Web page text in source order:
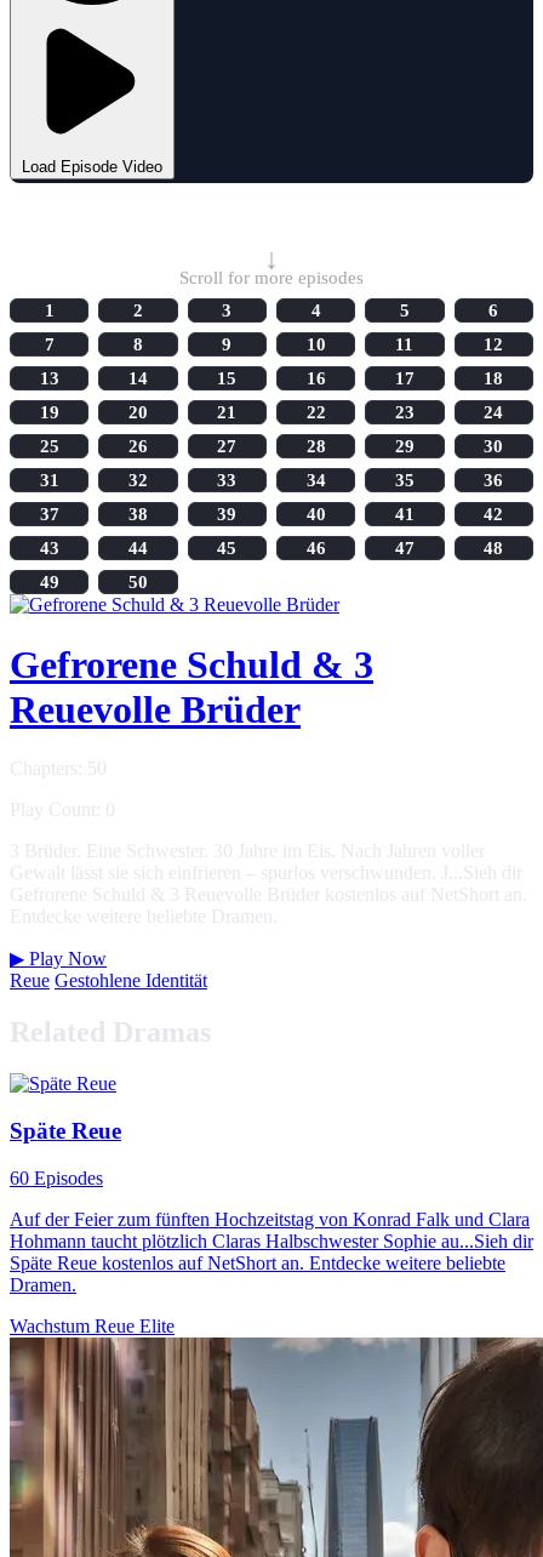
Load Episode Video
↓
Scroll for more episodes
1
2 3 4 5
6
7
8 9 10 11
12
13
14 15 16 17
18
19
20 21 22 23
24
25
26 27 28 29
30
31
32 33 34 35
36
37
38 39 40 41
42
43
44 45 46 47
48
49
50
Gefrorene Schuld & 3
Reuevolle Brüder
Chapters: 50
Play Count: 0
3 Brüder. Eine Schwester. 30 Jahre im Eis. Nach Jahren voller
Gewalt lässt sie sich einfrieren – spurlos verschwunden. J...Sieh dir
Gefrorene Schuld & 3 Reuevolle Brüder kostenlos auf NetShort an.
Entdecke weitere beliebte Dramen.
▶ Play Now
Reue Gestohlene Identität
Related Dramas
Späte Reue
60 Episodes
Auf der Feier zum fünften Hochzeitstag von Konrad Falk und Clara
Hohmann taucht plötzlich Claras Halbschwester Sophie au...Sieh dir
Späte Reue kostenlos auf NetShort an. Entdecke weitere beliebte
Dramen.
Wachstum Reue Elite